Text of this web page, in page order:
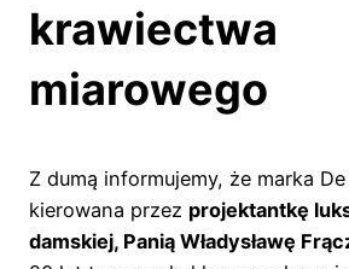
krawiectwa
miarowego
Z dumą informujemy, że marka
kierowana przez projektantkę
damskiej, Panią Władysławę